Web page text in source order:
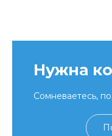
Нужна
Сомневаетесь,